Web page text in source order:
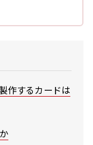
作するカードは